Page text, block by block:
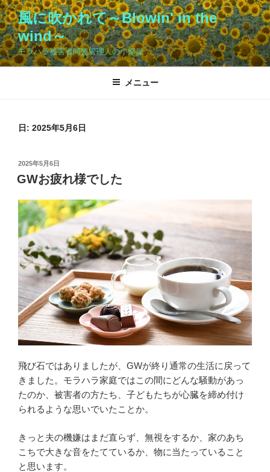
コ
ン
テ
ン
ツ
風に吹かれて～Blowin' in the
wind～
モラハラ被害者同盟管理人の小部屋
メニュー
日: 2025年5月6日
投
稿
日:
2025年5月6日
GWお疲れ様でした
飛び石ではありましたが、GWが終り通常の生活に戻って
きました。モラハラ家庭ではこの間にどんな騒動があっ
たのか、被害者の方たち、子どもたちが心臓を締め付け
られるような思いでいたことか。
きっと夫の機嫌はまだ直らず、無視をするか、家のあち
こちで大きな音をたてているか、物に当たっていること
と思います。